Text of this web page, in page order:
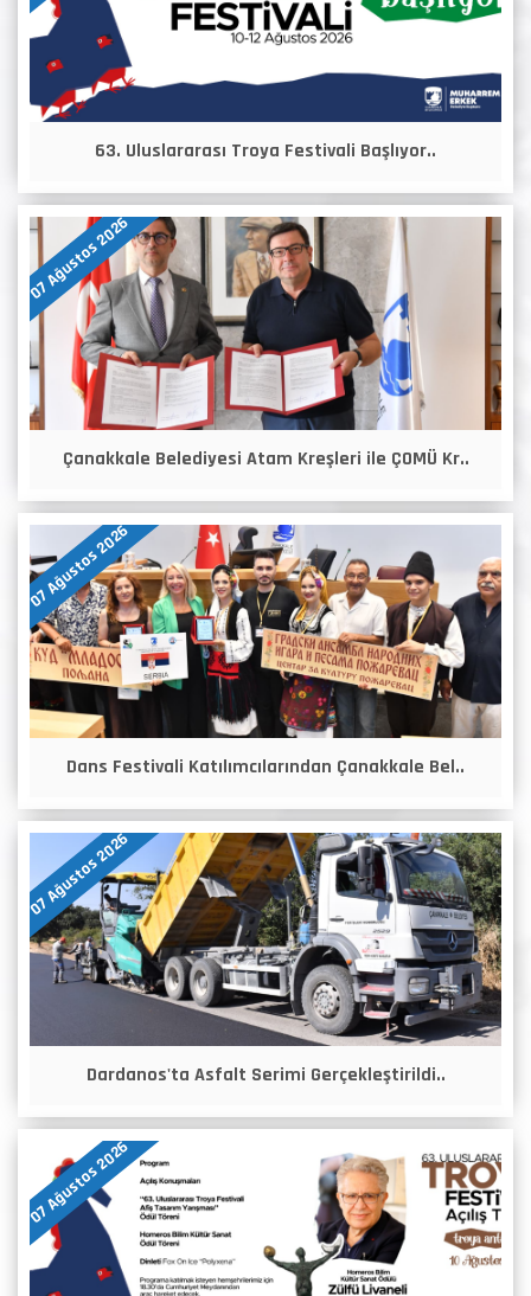
63. Uluslararası Troya Festivali Başlıyor..
07 Ağustos 2026
Çanakkale Belediyesi Atam Kreşleri ile ÇOMÜ Kr..
07 Ağustos 2026
Dans Festivali Katılımcılarından Çanakkale Bel..
07 Ağustos 2026
Dardanos'ta Asfalt Serimi Gerçekleştirildi..
07 Ağustos 2026